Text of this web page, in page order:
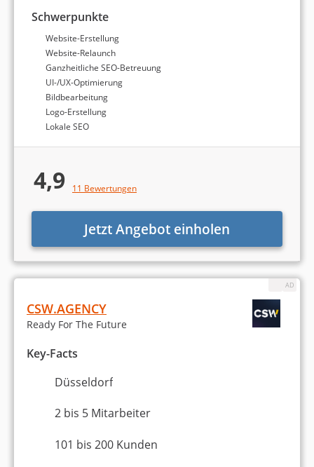
Finden Sie die passende
Webdesign-Agentur!
Wir finden die richtige Agentur für Sie! Füllen Sie
nachfolgendes Formular in weniger als 5 Minuten aus:
Bei welchen Aufgaben benötigen Sie
Unterstützung?
Suchmaschinenoptimierung (SEO)
Social Media Marketing (Facebook etc.)
E-Mail-Marketing
Website erstellen / Webdesign
Schwerpunkte
Website-Erstellung
Website-Relaunch
Ganzheitliche SEO-Betreuung
UI-/UX-Optimierung
Bildbearbeitung
Logo-Erstellung
Lokale SEO
4,9 11 Bewertungen
Jetzt Angebot einholen
CSW.AGENCY
Ready For The Future
Key-Facts
Düsseldorf
2 bis 5 Mitarbeiter
101 bis 200 Kunden